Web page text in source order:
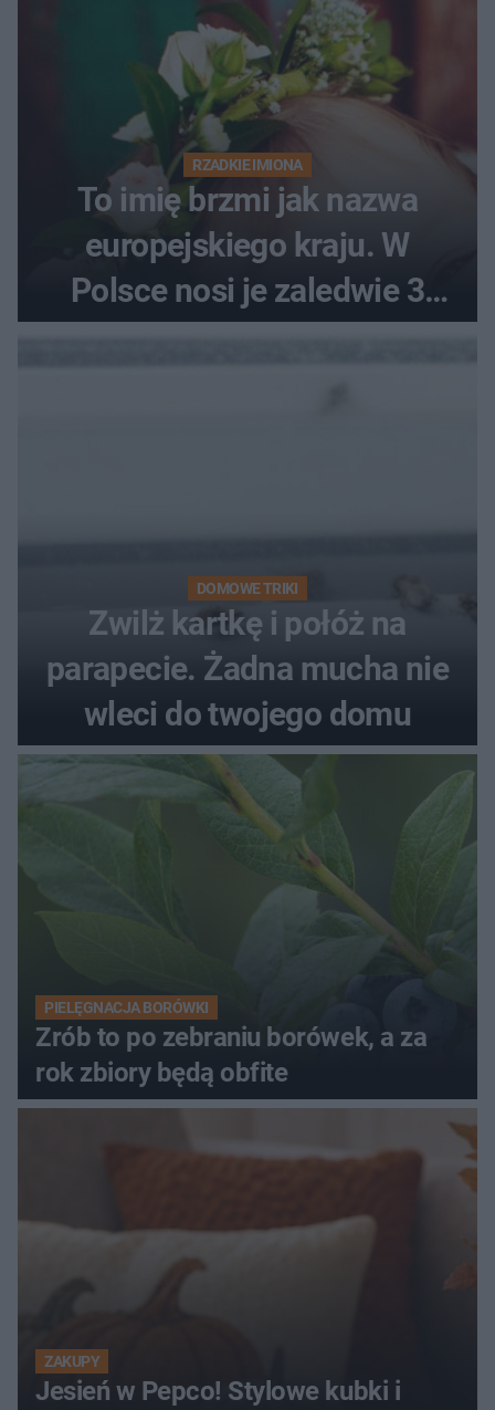
RZADKIE IMIONA
To imię brzmi jak nazwa
europejskiego kraju. W
Polsce nosi je zaledwie 3
DOMOWE TRIKI
Zwilż kartkę i połóż na
parapecie. Żadna mucha nie
wleci do twojego domu
PIELĘGNACJA BORÓWKI
Zrób to po zebraniu borówek, a za
rok zbiory będą obfite
ZAKUPY
Jesień w Pepco! Stylowe kubki i